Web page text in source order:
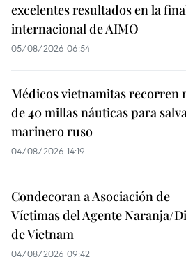
excelentes resultados en la
internacional de AIMO
05/08/2026 06:54
Médicos vietnamitas recorren
de 40 millas náuticas para
marinero ruso
04/08/2026 14:19
Condecoran a Asociación de
Víctimas del Agente Naranja/
de Vietnam
04/08/2026 09:42